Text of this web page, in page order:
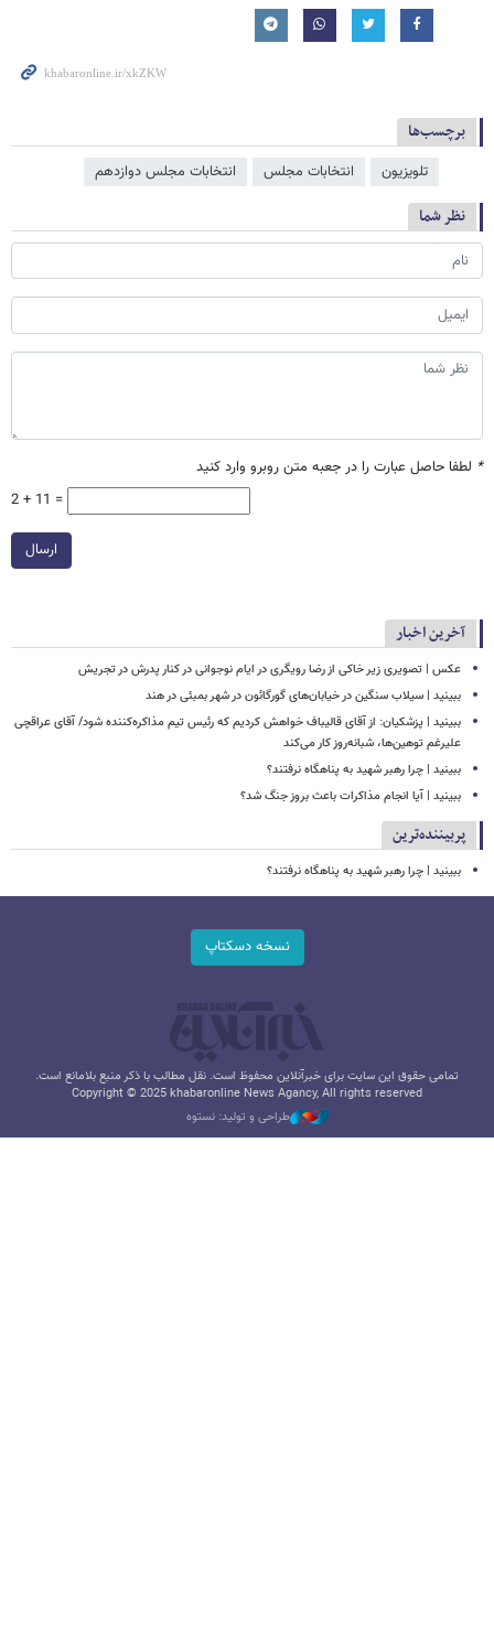
برچسب‌ها
تلویزیون انتخابات مجلس انتخابات مجلس دوازدهم
نظر شما
* لطفا حاصل عبارت را در جعبه متن روبرو وارد کنید
2 + 11 =
ارسال
آخرین اخبار
عکس | تصویری زیر خاکی از رضا رویگری در ایام نوجوانی در کنار پدرش در تجریش
ببینید | سیلاب‌ سنگین در خیابان‌های گورگائون در شهر بمبئی در هند
ببینید | پزشکیان: از آقای قالیباف خواهش کردیم که رئیس تیم مذاکره‌کننده شود/ آقای عراقچی
علیرغم توهین‌ها، شبانه‌روز کار می‌کند
ببینید | چرا رهبر شهید به پناهگاه نرفتند؟
ببینید | آیا انجام مذاکرات باعث بروز جنگ شد؟
پربیننده‌ترین
ببینید | چرا رهبر شهید به پناهگاه نرفتند؟
نسخه دسکتاپ
تمامی حقوق این سایت برای خبرآنلاین محفوظ است. نقل مطالب با ذکر منبع بلامانع است.
Copyright © 2025 khabaronline News Agancy, All rights reserved
طراحی و تولید: نستوه